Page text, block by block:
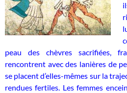
peau des chèvres sacrifiées,
rencontrent avec des lanières de
se placent d’elles-mêmes sur la
rendues fertiles. Les femmes